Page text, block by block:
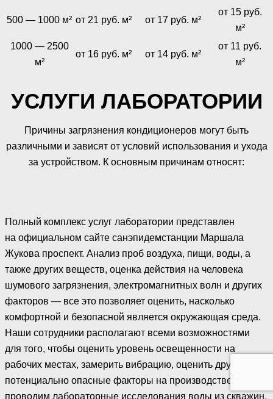
500 — 1000 м² от 21 руб. м² от 17 руб. м²
от 15 руб.
м²
1000 — 2500
м²
от 16 руб. м² от 14 руб. м²
от 11 руб.
м²
УСЛУГИ ЛАБОРАТОРИИ
Причины загрязнения кондиционеров могут быть
различными и зависят от условий использования и ухода
за устройством. К основным причинам относят:
Полный комплекс услуг лаборатории представлен
на официальном сайте санэпидемстанции Маршала
Жукова проспект. Анализ проб воздуха, пищи, воды, а
также других веществ, оценка действия на человека
шумового загрязнения, электромагнитных волн и других
факторов — все это позволяет оценить, насколько
комфортной и безопасной является окружающая среда.
Наши сотрудники располагают всеми возможностями
для того, чтобы оценить уровень освещенности на
рабочих местах, замерить вибрацию, оценить другие
потенциально опасные факторы на производстве. Мы
проводим лабораторные исследования воды из скважин,